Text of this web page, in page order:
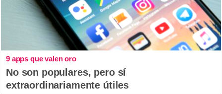
9 apps que valen oro
No son populares, pero sí
extraordinariamente útiles